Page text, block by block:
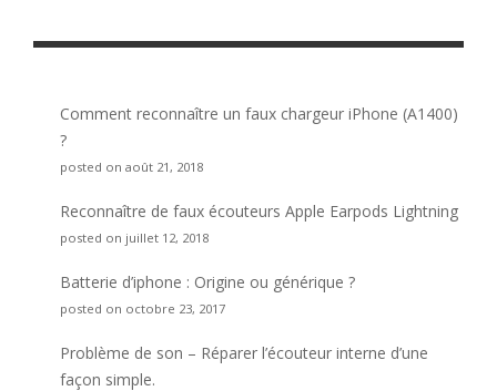
Comment reconnaître un faux chargeur iPhone (A1400)
?
posted on août 21, 2018
Reconnaître de faux écouteurs Apple Earpods Lightning
posted on juillet 12, 2018
Batterie d’iphone : Origine ou générique ?
posted on octobre 23, 2017
Problème de son – Réparer l’écouteur interne d’une
façon simple.